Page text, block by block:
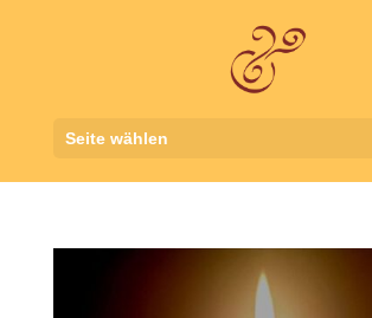
Seite wählen